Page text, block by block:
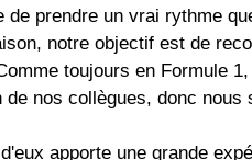
de prendre un vrai rythme
notre objectif est de
toujours en Formule
de nos collègues, donc
apporte une grande